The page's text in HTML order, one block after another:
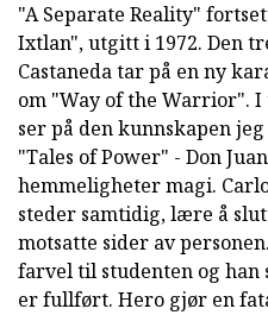
"A Separate Reality"
Ixtlan", utgitt i 1972. Den
Castaneda tar på en ny
om "Way of the Warrior".
ser på den kunnskapen
"Tales of Power" - Don
hemmeligheter magi.
steder samtidig, lære å
motsatte sider av
farvel til studenten og han
er fullført. Hero gjør en